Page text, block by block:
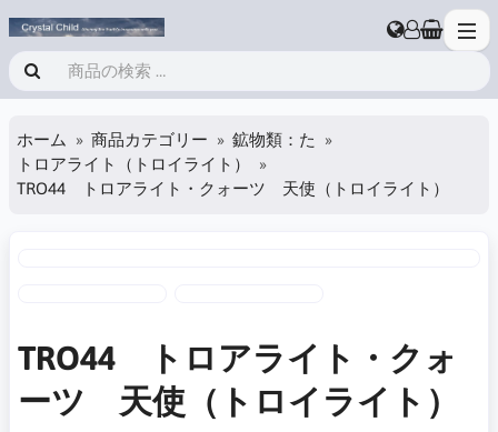
ホーム 商品カテゴリー
鉱物類：た
トロアライト（トロイライト）
TRO44 トロアライト・クォーツ 天使（トロイライト）
TRO44 トロアライト・クォ
ーツ 天使（トロイライト）